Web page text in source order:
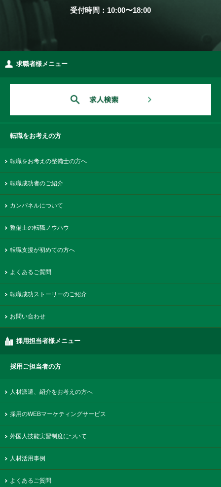
受付時間：10:00〜18:00
求職者様メニュー
転職をお考えの方
転職をお考えの整備士の方へ
転職成功者のご紹介
カンパネルについて
整備士の転職ノウハウ
転職支援が初めての方へ
よくあるご質問
転職成功ストーリーのご紹介
お問い合わせ
採用担当者様メニュー
採用ご担当者の方
人材派遣、紹介をお考えの方へ
採用のWEBマーケティングサービス
外国人技能実習制度について
人材活用事例
よくあるご質問